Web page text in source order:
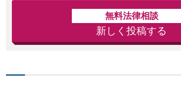
無料法律相談
新しく投稿する